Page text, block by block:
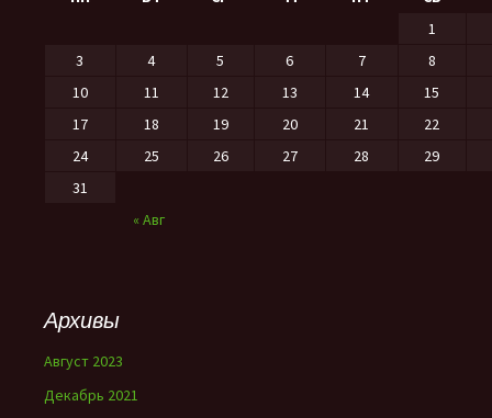
« Авг
1
3
4 5 6 7
8
10
11 12 13 14
15
17
18 19 20 21
22
24
25 26 27 28
29
31
Архивы
Август 2023
Декабрь 2021